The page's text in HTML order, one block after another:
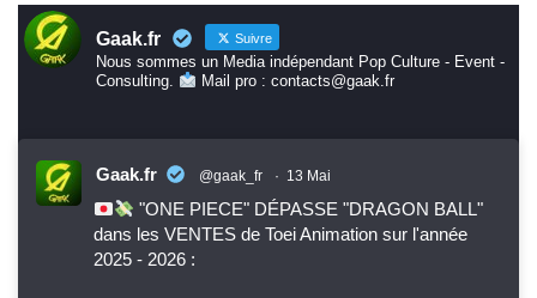
Gaak.fr Suivre
Nous sommes un Media indépendant Pop Culture - Event -
Consulting.
Mail pro : contacts@gaak.fr
Gaak.fr @gaak_fr · 13 Mai
"ONE PIECE" DÉPASSE "DRAGON BALL"
dans les VENTES de Toei Animation sur l'année
2025 - 2026 :